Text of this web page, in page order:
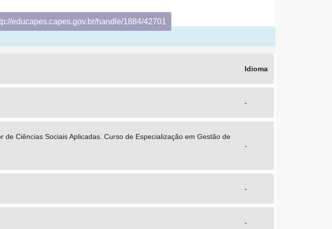
educapes.capes.gov.br/handle/1884/42701
Idioma
-
de Ciências Sociais Aplicadas. Curso de Especialização em Gestão de
-
-
-